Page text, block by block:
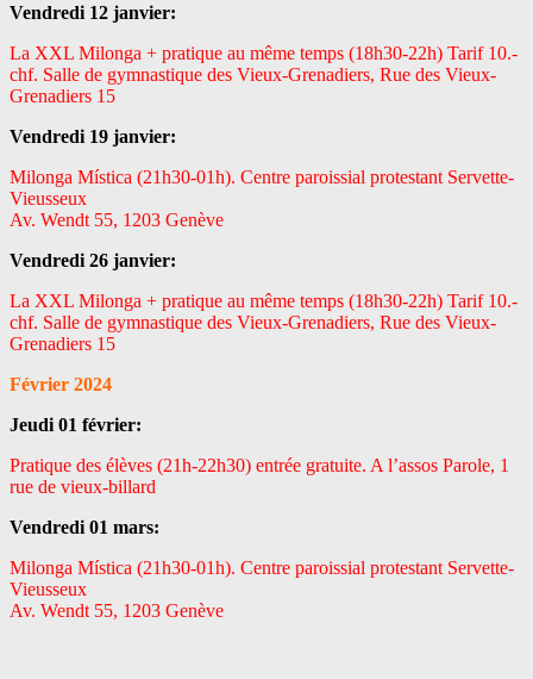
Vendredi 12 janvier:
La XXL Milonga + pratique au même temps (18h30-22h) Tarif 10.-
chf. Salle de gymnastique des Vieux-Grenadiers, Rue des Vieux-
Grenadiers 15
Vendredi 19 janvier:
Milonga Mística (21h30-01h). Centre paroissial protestant Servette-
Vieusseux
Av. Wendt 55, 1203 Genève
Vendredi 26 janvier:
La XXL Milonga + pratique au même temps (18h30-22h) Tarif 10.-
chf. Salle de gymnastique des Vieux-Grenadiers, Rue des Vieux-
Grenadiers 15
Février 2024
Jeudi 01 février:
Pratique des élèves (21h-22h30) entrée gratuite. A l’assos Parole, 1
rue de vieux-billard
Vendredi 01 mars:
Milonga Mística (21h30-01h). Centre paroissial protestant Servette-
Vieusseux
Av. Wendt 55, 1203 Genève